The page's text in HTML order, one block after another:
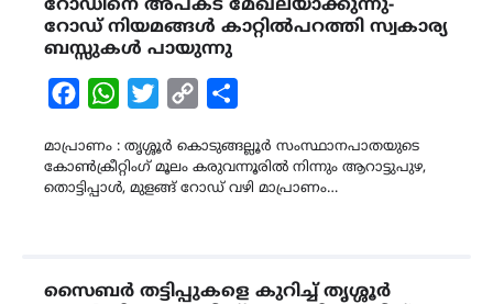
റോഡിനെ അപകട മേഖലയാക്കുന്നു-
റോഡ് നിയമങ്ങൾ കാറ്റിൽപറത്തി സ്വകാര്യ
ബസ്സുകൾ പായുന്നു
FacebookWhatsAppTwitterCopy
മാപ്രാണം : തൃശ്ശൂർ കൊടുങ്ങല്ലൂർ സംസ്ഥാനപാതയുടെ
കോൺക്രീറ്റിംഗ് മൂലം കരുവന്നൂരിൽ നിന്നും ആറാട്ടുപുഴ,
തൊട്ടിപ്പാൾ, മുളങ്ങ് റോഡ് വഴി മാപ്രാണം…
സൈബർ തട്ടിപ്പുകളെ കുറിച്ച് തൃശ്ശൂർ